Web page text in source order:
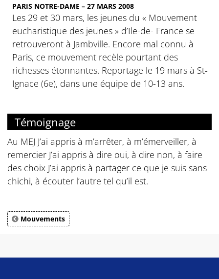
PARIS NOTRE-DAME – 27 MARS 2008
Les 29 et 30 mars, les jeunes du « Mouvement
eucharistique des jeunes » d’Ile-de- France se
retrouveront à Jambville. Encore mal connu à
Paris, ce mouvement recèle pourtant des
richesses étonnantes. Reportage le 19 mars à St-
Ignace (6e), dans une équipe de 10-13 ans.
Témoignage
Au MEJ J’ai appris à m’arrêter, à m’émerveiller, à
remercier J’ai appris à dire oui, à dire non, à faire
des choix J’ai appris à partager ce que je suis sans
chichi, à écouter l’autre tel qu’il est.
Mouvements